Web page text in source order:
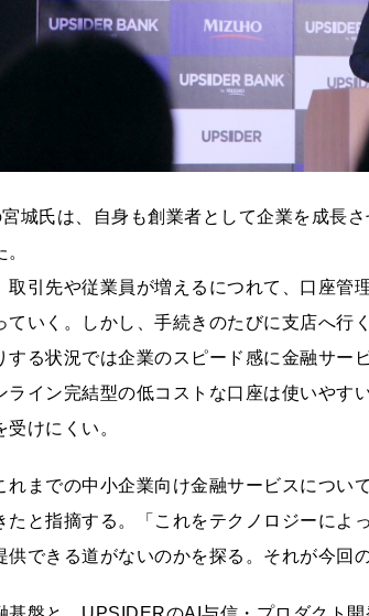
城氏は、自身も創業者として企業を成長
取引先や従業員が増えるにつれて、口座管
ていく。しかし、手続きのたびに支店へ行
する状況では企業のスピード感に金融サー
ライン完結型の低コストな口座は使いやす
けにくい。
れまでの中小企業向け金融サービスについ
たと指摘する。「これをテクノロジーによ
供できる道がないのかを探る。それが今回